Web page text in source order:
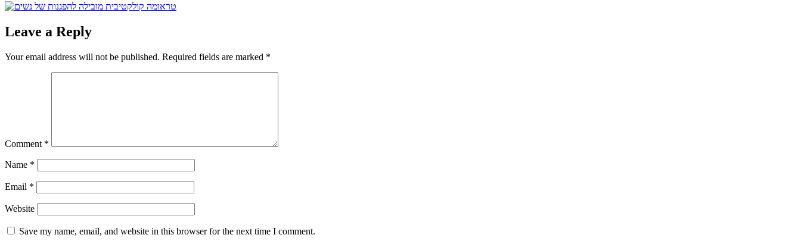
Leave a Reply
Your email address will not be published. Required fields are marked *
Comment *
Name *
Email *
Website
Save my name, email, and website in this browser for the next time I comment.